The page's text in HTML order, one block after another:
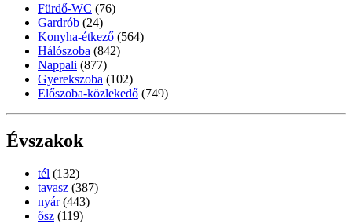
Fürdő-WC (76)
Gardrób (24)
Konyha-étkező (564)
Hálószoba (842)
Nappali (877)
Gyerekszoba (102)
Előszoba-közlekedő (749)
Évszakok
tél (132)
tavasz (387)
nyár (443)
ősz (119)